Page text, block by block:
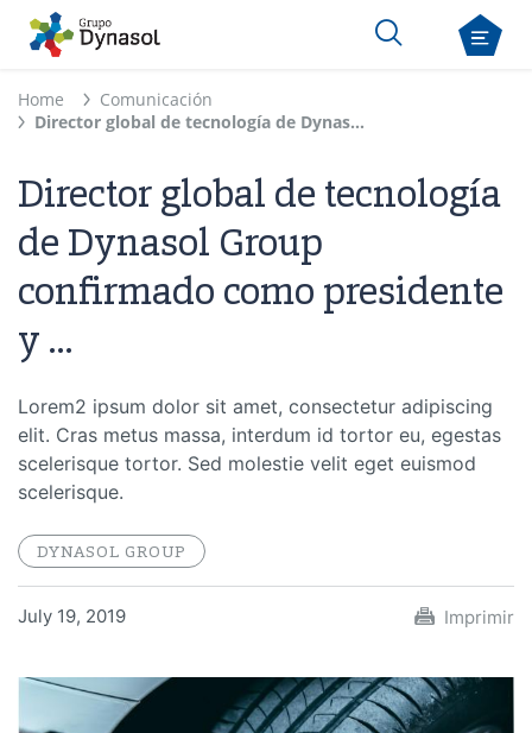
Home
Comunicación
Director global de tecnología de Dynasol Group confirmado como presidente y ...
Director global de tecnología
de Dynasol Group
confirmado como presidente
y ...
Lorem2 ipsum dolor sit amet, consectetur adipiscing
elit. Cras metus massa, interdum id tortor eu, egestas
scelerisque tortor. Sed molestie velit eget euismod
scelerisque.
DYNASOL GROUP
July 19, 2019 Imprimir